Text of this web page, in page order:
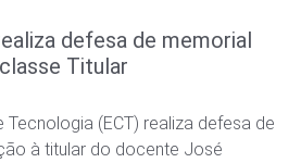
defesa de memorial
Titular
Tecnologia (ECT) realiza defesa de
à titular do docente José